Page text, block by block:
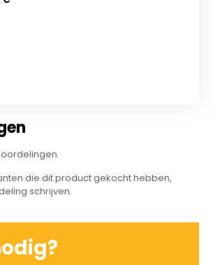
die dit product gekocht hebben,
schrijven.